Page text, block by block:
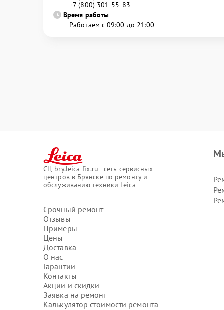
+7 (800) 301-55-83
Время работы
Работаем с 09:00 до 21:00
СЦ bry.leica-fix.ru - сеть сервисных
центров в Брянске по ремонту и
обслуживанию техники Leica
Срочный ремонт
Отзывы
Примеры
Цены
Доставка
О нас
Гарантии
Контакты
Акции и скидки
Заявка на ремонт
Калькулятор стоимости ремонта